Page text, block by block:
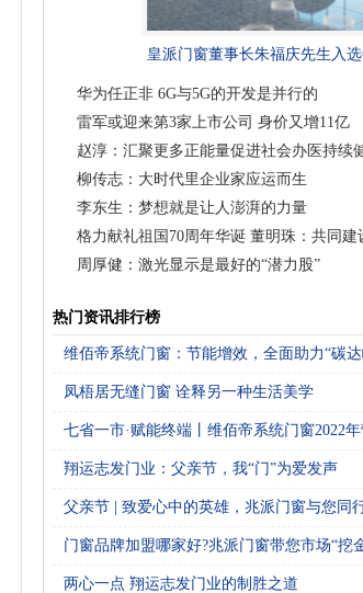
皇派门窗董事长朱福庆先生入
国家居70年70人巡
华为任正非 6G与5G的开发是并行的
雷军或迎来第3家上市公司 身价又增11亿
赵淳：汇聚更多正能量促进社会办医持续
柳传志：大时代里企业家应运而生
李东生：梦想就是让人澎湃的力量
格力献礼祖国70周年华诞 董明珠：共同建
周厚健：激光显示是最好的“潜力股”
热门资讯排行榜
维佰帝系统门窗：节能增效，全面助力“碳
凤梧居无缝门窗 诠释另一种生活美学
七省一市·赋能终端丨维佰帝系统门窗2022
翔运志发门业：父亲节，我“门”为爱发声
父亲节 | 致爱心中的英雄，兆派门窗与您同
门窗品牌加盟哪家好?兆派门窗带您市场“挖
两心一点 翔运志发门业的制胜之道